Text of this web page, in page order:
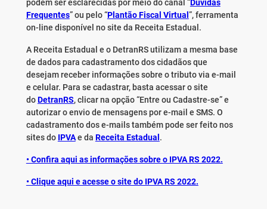
podem ser esclarecidas por meio do canal “Dúvidas
Frequentes” ou pelo “Plantão Fiscal Virtual ”, ferramenta
on-line disponível no site da Receita Estadual.
A Receita Estadual e o DetranRS utilizam a mesma base
de dados para cadastramento dos cidadãos que
desejam receber informações sobre o tributo via e-mail
e celular. Para se cadastrar, basta acessar o site
doDetranRS, clicar na opção “Entre ou Cadastre-se” e
autorizar o envio de mensagens por e-mail e SMS. O
cadastramento dos e-mails também pode ser feito nos
sites do IPVAe da Receita Estadual .
• Confira aqui as informações sobre o IPVA RS 2022.
• Clique aqui e acesse o site do IPVA RS 2022.